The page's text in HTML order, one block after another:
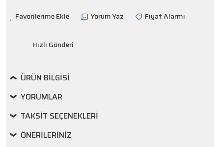
Yorum Yaz Fiyat Alarmı
Hızlı Gönderi
ÜRÜN BILGISI
YORUMLAR
TAKSIT SEÇENEKLERI
ÖNERILERINIZ